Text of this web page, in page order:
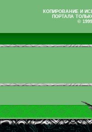
КОПИРОВАНИЕ И
ПОРТАЛА
©